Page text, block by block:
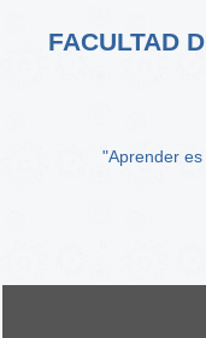
FACULTAD
"Aprender